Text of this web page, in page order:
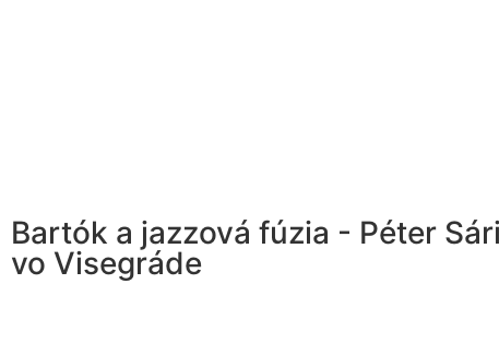
Bartók a jazzová fúzia - Péter
vo Visegráde